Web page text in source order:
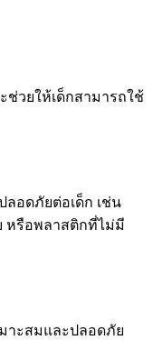
ช่วยให้เด็กสามารถใช้
อดภัยต่อเด็ก เช่น
หรือพลาสติกที่ไม่มี
าะสมและปลอดภัย